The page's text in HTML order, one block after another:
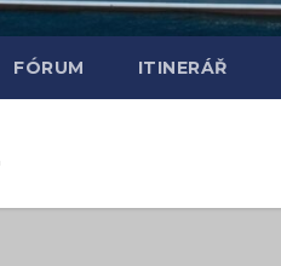
FÓRUM ITINERÁŘ